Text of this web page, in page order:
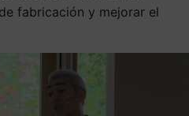
fabricación y mejorar el